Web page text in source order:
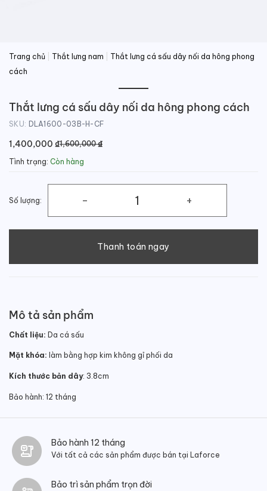
Trang chủ Thắt lưng nam
Thắt lưng cá sấu dây nối da hông phong
cách
Thắt lưng cá sấu dây nối da hông phong cách
SKU: DLA1600-03B-H-CF
1,600,000₫
Giá
gốc
1,600,000 ₫.
1,400,000 ₫
Giá
hiện
1,400,000 ₫.
Tình trạng: Còn hàng
Số lượng:
Thắt lưng cá sấu dây nối da hông phong cách số lượng
Thanh toán ngay
Mô tả sản phẩm
Chất liệu: Da cá sấu
Mặt khóa: làm bằng hợp kim không gỉ phối da
Kích thước bản dây: 3.8cm
Bảo hành: 12 tháng
Bảo hành 12 tháng
Với tất cả các sản phẩm được bán tại Laforce
Bảo trì sản phẩm trọn đời